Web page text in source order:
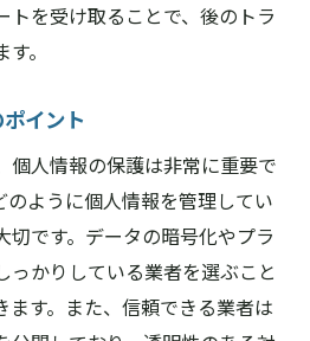
トを受け取ることで、後のトラ
。
イント
個人情報の保護は非常に重要で
のように個人情報を管理してい
切です。データの暗号化やプラ
っかりしている業者を選ぶこと
ます。また、信頼できる業者は